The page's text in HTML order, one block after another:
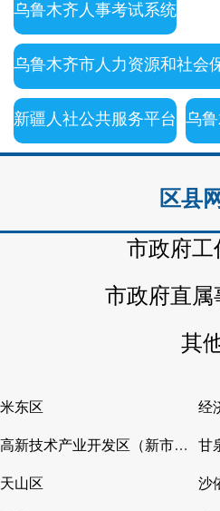
乌鲁木齐人事考试系统
乌鲁木齐市人力资源和社会
新疆人社公共服务平台 乌
区县
市政府工
市政府直属
其
米东区 经
高新技术产业开发区（新市区）
天山区 沙